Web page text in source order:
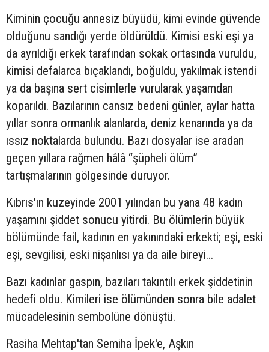
Kiminin çocuğu annesiz büyüdü, kimi evinde güvende
olduğunu sandığı yerde öldürüldü. Kimisi eski eşi ya
da ayrıldığı erkek tarafından sokak ortasında vuruldu,
kimisi defalarca bıçaklandı, boğuldu, yakılmak istendi
ya da başına sert cisimlerle vurularak yaşamdan
koparıldı. Bazılarının cansız bedeni günler, aylar hatta
yıllar sonra ormanlık alanlarda, deniz kenarında ya da
ıssız noktalarda bulundu. Bazı dosyalar ise aradan
geçen yıllara rağmen hâlâ “şüpheli ölüm”
tartışmalarının gölgesinde duruyor.
Kıbrıs'ın kuzeyinde 2001 yılından bu yana 48 kadın
yaşamını şiddet sonucu yitirdi. Bu ölümlerin büyük
bölümünde fail, kadının en yakınındaki erkekti; eşi, eski
eşi, sevgilisi, eski nişanlısı ya da aile bireyi...
Bazı kadınlar gaspın, bazıları takıntılı erkek şiddetinin
hedefi oldu. Kimileri ise ölümünden sonra bile adalet
mücadelesinin sembolüne dönüştü.
Rasiha Mehtap'tan Semiha İpek'e, Aşkın